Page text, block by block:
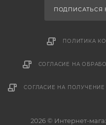
ПОДПИСАТЬСЯ
ПОЛИТИКА
СОГЛАСИЕ НА
СОГЛАСИЕ НА
2026 © Интернет-